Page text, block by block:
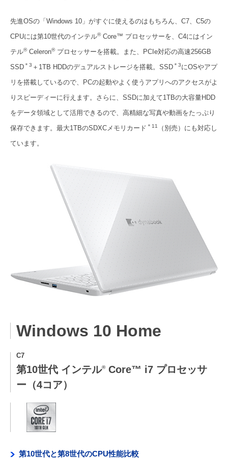
先進OSの「Windows 10」がすぐに使えるのはもちろん、C7、C5の
CPUには第10世代のインテル®Core™ プロセッサーを、C4にはイン
テル®Celeron®プロセッサーを搭載。また、PCIe対応の高速256GB
SSD ＊3 ＋1TB HDDのデュアルストレージを搭載。SSD ＊3にOSやアプ
リを搭載しているので、PCの起動やよく使うアプリへのアクセスがよ
りスピーディーに行えます。さらに、SSDに加えて1TBの大容量HDD
をデータ領域として活用できるので、高精細な写真や動画をたっぷり
保存できます。最大1TBのSDXCメモリカード ＊11
（別売）にも対応し
ています。
Windows 10 Home
C7
第10世代 インテル®Core™ i7 プロセッサ
ー（4コア）
第10世代と第8世代のCPU性能比較